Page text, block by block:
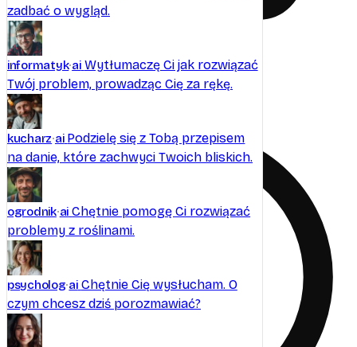
zadbać o wygląd.
informatyk ai Wytłumaczę Ci jak rozwiązać
Twój problem, prowadząc Cię za rękę.
kucharz ai Podzielę się z Tobą przepisem
na danie, które zachwyci Twoich bliskich.
ogrodnik ai Chętnie pomogę Ci rozwiązać
problemy z roślinami.
psycholog ai Chętnie Cię wysłucham. O
czym chcesz dziś porozmawiać?
Brak plików w tej rozmowie